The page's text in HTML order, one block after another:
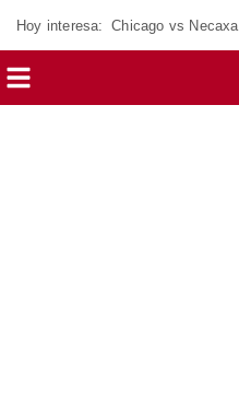
Hoy interesa: Chicago vs Necaxa